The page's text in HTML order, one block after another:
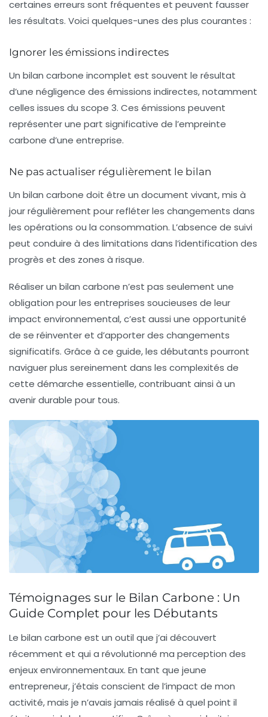
certaines erreurs sont fréquentes et peuvent fausser
les résultats. Voici quelques-unes des plus courantes :
Ignorer les émissions indirectes
Un bilan carbone incomplet est souvent le résultat
d’une négligence des émissions indirectes, notamment
celles issues du scope 3. Ces émissions peuvent
représenter une part significative de l’empreinte
carbone d’une entreprise.
Ne pas actualiser régulièrement le bilan
Un bilan carbone doit être un document vivant, mis à
jour régulièrement pour refléter les changements dans
les opérations ou la consommation. L’absence de suivi
peut conduire à des limitations dans l’identification des
progrès et des zones à risque.
Réaliser un bilan carbone n’est pas seulement une
obligation pour les entreprises soucieuses de leur
impact environnemental, c’est aussi une opportunité
de se réinventer et d’apporter des changements
significatifs. Grâce à ce guide, les débutants pourront
naviguer plus sereinement dans les complexités de
cette démarche essentielle, contribuant ainsi à un
avenir durable pour tous.
Témoignages sur le Bilan Carbone : Un
Guide Complet pour les Débutants
Le bilan carbone est un outil que j’ai découvert
récemment et qui a révolutionné ma perception des
enjeux environnementaux. En tant que jeune
entrepreneur, j’étais conscient de l’impact de mon
activité, mais je n’avais jamais réalisé à quel point il